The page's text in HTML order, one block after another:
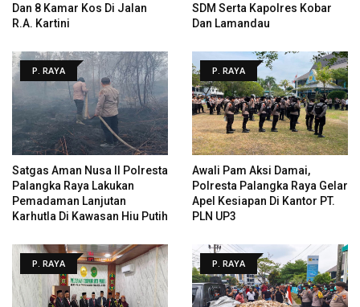
Dan 8 Kamar Kos Di Jalan
R.A. Kartini
SDM Serta Kapolres Kobar
Dan Lamandau
P. RAYA
Satgas Aman Nusa II Polresta
Palangka Raya Lakukan
Pemadaman Lanjutan
Karhutla Di Kawasan Hiu Putih
P. RAYA
Awali Pam Aksi Damai,
Polresta Palangka Raya Gelar
Apel Kesiapan Di Kantor PT.
PLN UP3
P. RAYA P. RAYA